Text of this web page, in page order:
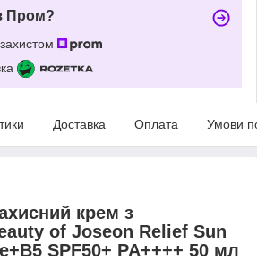
Пром?
Доставка Оплата Умови
крем з
of Joseon Relief Sun
SPF50+ PA++++ 50 мл